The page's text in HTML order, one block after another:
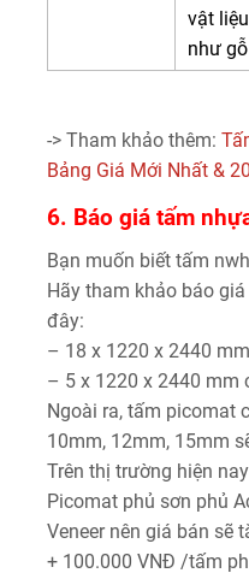
vật
như
-> Tham khảo thêm:
Bảng Giá Mới Nhất &
6. Báo giá tấm
Bạn muốn biết tấm
Hãy tham khảo báo
đây:
– 18 x 1220 x 2440
– 5 x 1220 x 2440 mm
Ngoài ra, tấm picomat
10mm, 12mm, 15mm
Trên thị trường hiện
Picomat phủ sơn phủ
Veneer nên giá bán sẽ
+ 100.000 VNĐ /tấm